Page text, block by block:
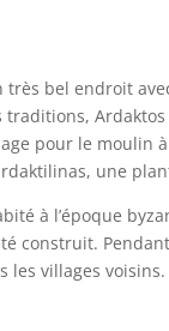
bel endroit
traditions,
pour le moulin
une
à l’époque
construit.
les villages voisins.